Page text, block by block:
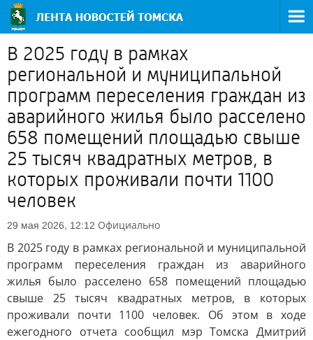
В 2025 году в рамках
региональной и муниципальной
программ переселения граждан из
аварийного жилья было расселено
658 помещений площадью свыше
25 тысяч квадратных метров, в
которых проживали почти 1100
человек
29 мая 2026, 12:12 Официально
В 2025 году в рамках региональной и муниципальной
программ переселения граждан из аварийного
жилья было расселено 658 помещений площадью
свыше 25 тысяч квадратных метров, в которых
проживали почти 1100 человек. Об этом в ходе
ежегодного отчета сообщил мэр Томска Дмитрий